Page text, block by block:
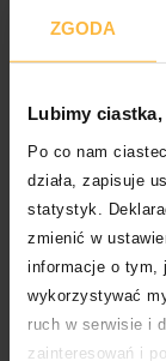
ZGODA
Lubimy
Po co nam
działa, zapisuje
statystyk.
zmienić w
informacje o tym,
wykorzystywać
ruch w serwisie i
zainteresowań i
9 MARCA
Z NOWĄ
JEDNYM
PROSTOTY […]
CZYTAJ